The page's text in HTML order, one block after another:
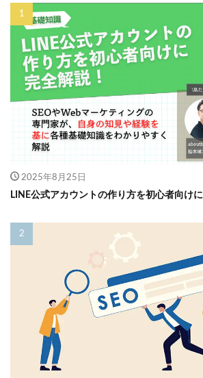
2025年8月25日
LINE公式アカウントの作り方を初心者向け